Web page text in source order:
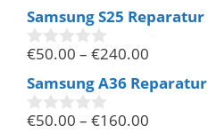
o
n
5
Samsung S25 Reparatur
0
o
n
5
€50.00 – €240.00
Samsung A36 Reparatur
0
€50.00 – €160.00